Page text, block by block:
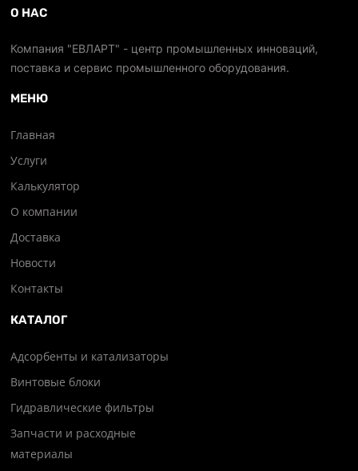
О НАС
Компания "ЕВЛАРТ" - центр промышленных инноваций,
поставка и сервис промышленного оборудования.
МЕНЮ
Главная
Услуги
Калькулятор
О компании
Доставка
Новости
Контакты
КАТАЛОГ
Адсорбенты и катализаторы
Винтовые блоки
Гидравлические фильтры
Запчасти и расходные
материалы